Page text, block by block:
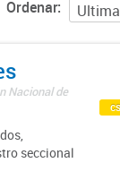
Ordenar
Nacional de
seccional